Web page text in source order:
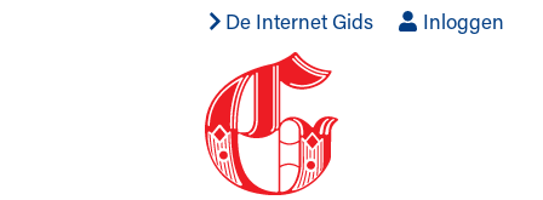
De Internet Gids Inloggen